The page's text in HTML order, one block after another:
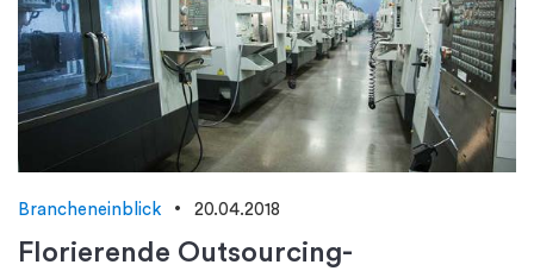
Brancheneinblick 20.04.2018
Florierende Outsourcing-